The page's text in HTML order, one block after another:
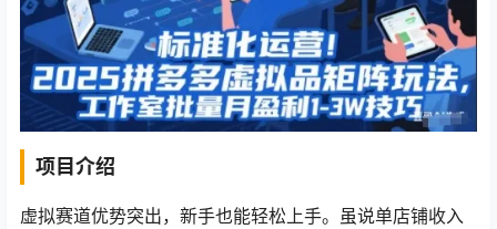
项目介绍
虚拟赛道优势突出，新手也能轻松上手。虽说单店铺收入